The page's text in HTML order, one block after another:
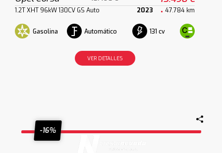
1.2T XHT 96kW 130CV GS Auto 2023 47.784 km
Gasolina Automático 131 cv
VER DETALLES
-16%